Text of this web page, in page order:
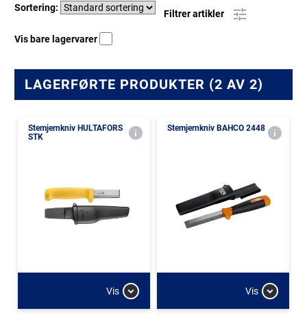
Sortering:
Filtrer artikler
Vis bare lagervarer
LAGERFØRTE PRODUKTER (2 AV 2)
Stemjernkniv HULTAFORS
STK
Vis
Stemjernkniv BAHCO 2448
Vis